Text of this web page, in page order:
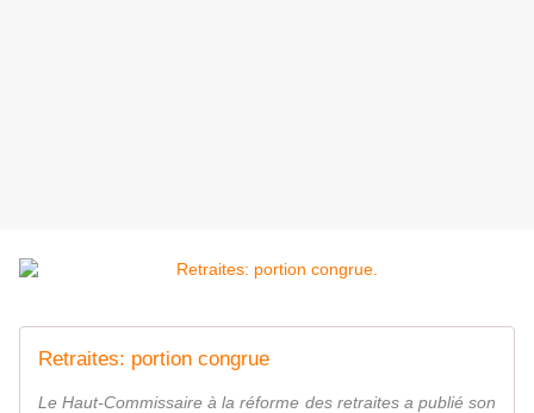
Retraites: portion congrue
Le Haut-Commissaire à la réforme des retraites a publié son